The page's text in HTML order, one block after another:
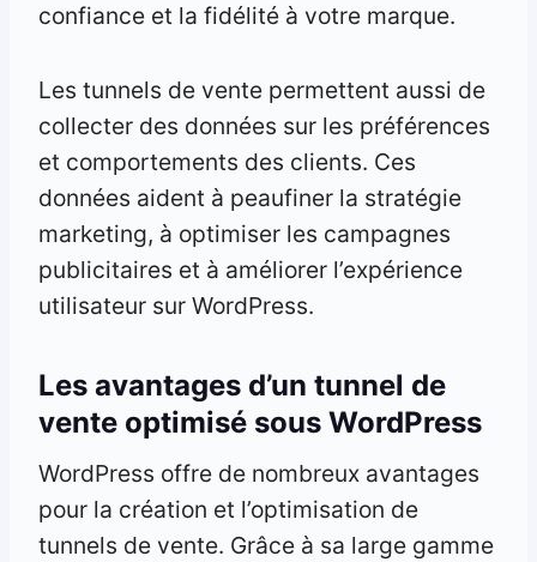
confiance et la fidélité à votre marque.
Les tunnels de vente permettent aussi de
collecter des données sur les préférences
et comportements des clients. Ces
données aident à peaufiner la stratégie
marketing, à optimiser les campagnes
publicitaires et à améliorer l’expérience
utilisateur sur WordPress.
Les avantages d’un tunnel de
vente optimisé sous WordPress
WordPress offre de nombreux avantages
pour la création et l’optimisation de
tunnels de vente. Grâce à sa large gamme